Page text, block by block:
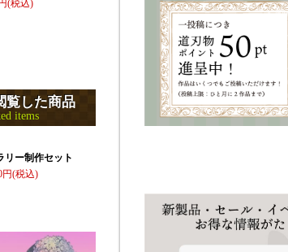
覧した商品
items
リー制作セット